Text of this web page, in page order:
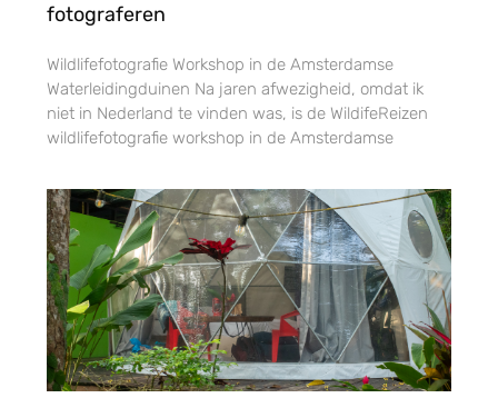
fotograferen
Wildlifefotografie Workshop in de Amsterdamse
Waterleidingduinen Na jaren afwezigheid, omdat ik
niet in Nederland te vinden was, is de WildifeReizen
wildlifefotografie workshop in de Amsterdamse